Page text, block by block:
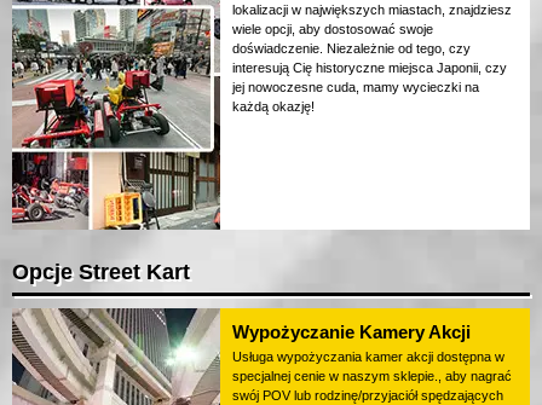
lokalizacji w największych miastach, znajdziesz
wiele opcji, aby dostosować swoje
doświadczenie. Niezależnie od tego, czy
interesują Cię historyczne miejsca Japonii, czy
jej nowoczesne cuda, mamy wycieczki na
każdą okazję!
Opcje Street Kart
Wypożyczanie Kamery Akcji
Usługa wypożyczania kamer akcji dostępna w
specjalnej cenie w naszym sklepie., aby nagrać
swój POV lub rodzinę/przyjaciół spędzających